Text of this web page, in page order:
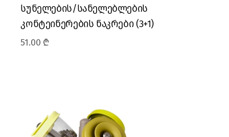
სუნელების/სანელებლების
კონტეინერების ნაკრები (3+1)
51.00 ₾